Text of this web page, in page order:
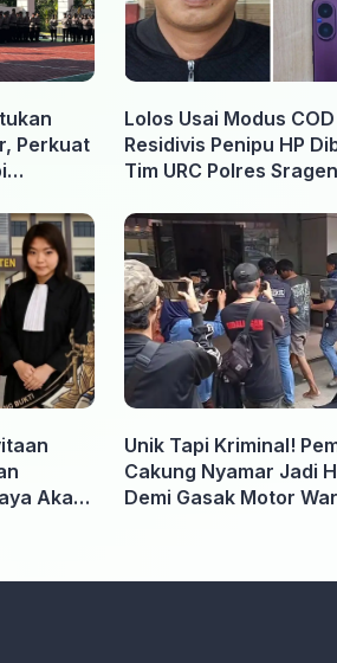
Perkuat
Lolos Usai Modus
Residivis Penipu HP
Tim URC Polres
Akan
Unik Tapi Kriminal!
Cakung Nyamar Jadi
Demi Gasak Motor